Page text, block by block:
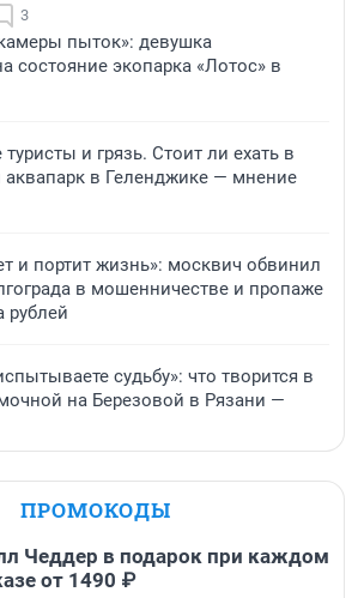
3
пыток»: девушка
состояние экопарка «Лотос» в
и грязь. Стоит ли ехать в
в Геленджике — мнение
и портит жизнь»: москвич обвинил
в мошенничестве и пропаже
рублей
судьбу»: что творится в
на Березовой в Рязани —
ПРОМОКОДЫ
Чеддер в подарок при каждом
от 1490 ₽